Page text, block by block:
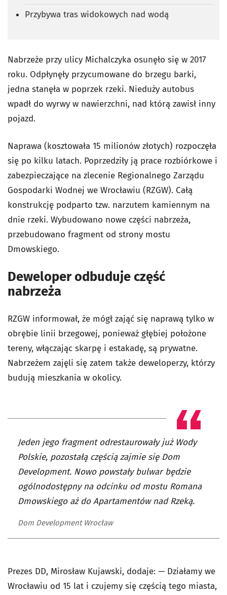
Przybywa tras widokowych nad wodą
Nabrzeże przy ulicy Michalczyka osunęło się w 2017
roku. Odpłynęły przycumowane do brzegu barki,
jedna stanęła w poprzek rzeki. Nieduży autobus
wpadł do wyrwy w nawierzchni, nad którą zawisł inny
pojazd.
Naprawa (kosztowała 15 milionów złotych) rozpoczęła
się po kilku latach. Poprzedziły ją prace rozbiórkowe i
zabezpieczające na zlecenie Regionalnego Zarządu
Gospodarki Wodnej we Wrocławiu (RZGW). Całą
konstrukcję podparto tzw. narzutem kamiennym na
dnie rzeki. Wybudowano nowe części nabrzeża,
przebudowano fragment od strony mostu
Dmowskiego.
Deweloper odbuduje część
nabrzeża
RZGW informował, że mógł zająć się naprawą tylko w
obrębie linii brzegowej, ponieważ głębiej położone
tereny, włączając skarpę i estakadę, są prywatne.
Nabrzeżem zajęli się zatem także deweloperzy, którzy
budują mieszkania w okolicy.
Jeden jego fragment odrestaurowały już Wody
Polskie, pozostałą częścią zajmie się Dom
Development. Nowo powstały bulwar będzie
ogólnodostępny na odcinku od mostu Romana
Dmowskiego aż do Apartamentów nad Rzeką.
Dom Development Wrocław
Prezes DD, Mirosław Kujawski, dodaje: — Działamy we
Wrocławiu od 15 lat i czujemy się częścią tego miasta,